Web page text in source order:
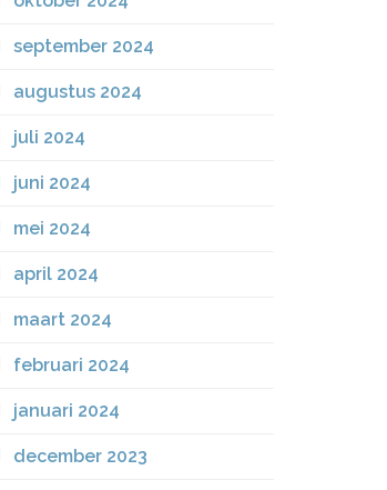
september 2024
augustus 2024
juli 2024
juni 2024
mei 2024
april 2024
maart 2024
februari 2024
januari 2024
december 2023